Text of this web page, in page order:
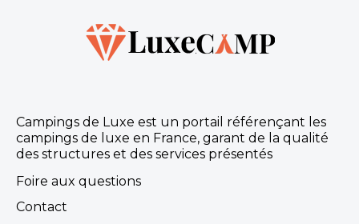
Campings de Luxe est un portail référençant les
campings de luxe en France, garant de la qualité
des structures et des services présentés
Foire aux questions
Contact